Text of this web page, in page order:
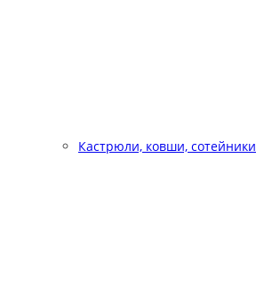
Кастрюли, ковши, сотейники